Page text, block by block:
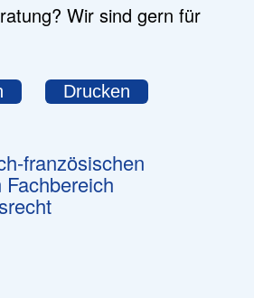
Wir sind gern für
Drucken
französischen